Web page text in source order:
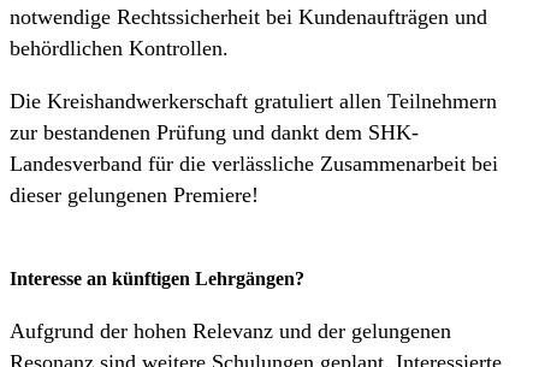
notwendige Rechtssicherheit bei Kundenaufträgen und
behördlichen Kontrollen.
Die Kreishandwerkerschaft gratuliert allen Teilnehmern
zur bestandenen Prüfung und dankt dem SHK-
Landesverband für die verlässliche Zusammenarbeit bei
dieser gelungenen Premiere!
Interesse an künftigen Lehrgängen?
Aufgrund der hohen Relevanz und der gelungenen
Resonanz sind weitere Schulungen geplant. Interessierte